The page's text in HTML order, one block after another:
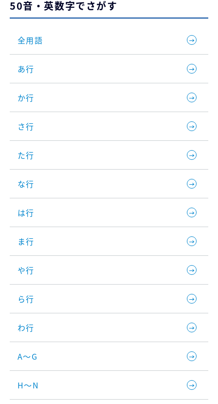
50音・英数字でさがす
全用語
あ行
か行
さ行
た行
な行
は行
ま行
や行
ら行
わ行
A～G
H～N